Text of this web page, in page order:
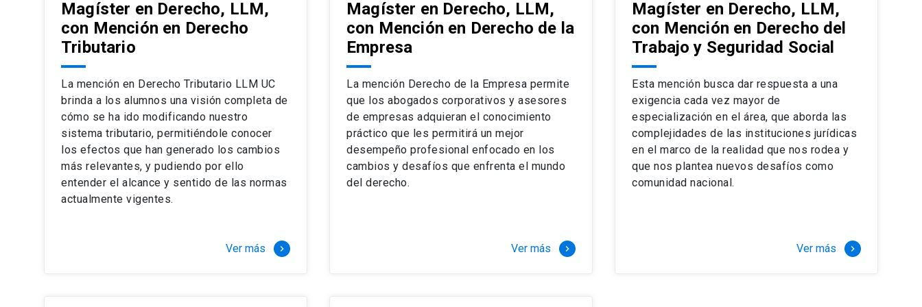
Magíster en Derecho, LLM,
con Mención en Derecho
Tributario
La mención en Derecho Tributario LLM UC
brinda a los alumnos una visión completa de
cómo se ha ido modificando nuestro
sistema tributario, permitiéndole conocer
los efectos que han generado los cambios
más relevantes, y pudiendo por ello
entender el alcance y sentido de las normas
actualmente vigentes.
Ver más keyboard_arrow_right
Magíster en Derecho, LLM,
con Mención en Derecho de la
Empresa
La mención Derecho de la Empresa permite
que los abogados corporativos y asesores
de empresas adquieran el conocimiento
práctico que les permitirá un mejor
desempeño profesional enfocado en los
cambios y desafíos que enfrenta el mundo
del derecho.
Ver más keyboard_arrow_right
Magíster en Derecho, LLM,
con Mención en Derecho del
Trabajo y Seguridad Social
Esta mención busca dar respuesta a una
exigencia cada vez mayor de
especialización en el área, que aborda las
complejidades de las instituciones jurídicas
en el marco de la realidad que nos rodea y
que nos plantea nuevos desafíos como
comunidad nacional.
Ver más keyboard_arrow_right